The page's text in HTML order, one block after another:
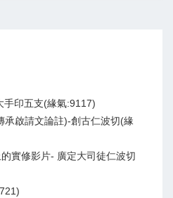
印五支(緣氣:9117)
啟請文論註)-創古仁波切(緣
實修影片- 廣定大司徒仁波切